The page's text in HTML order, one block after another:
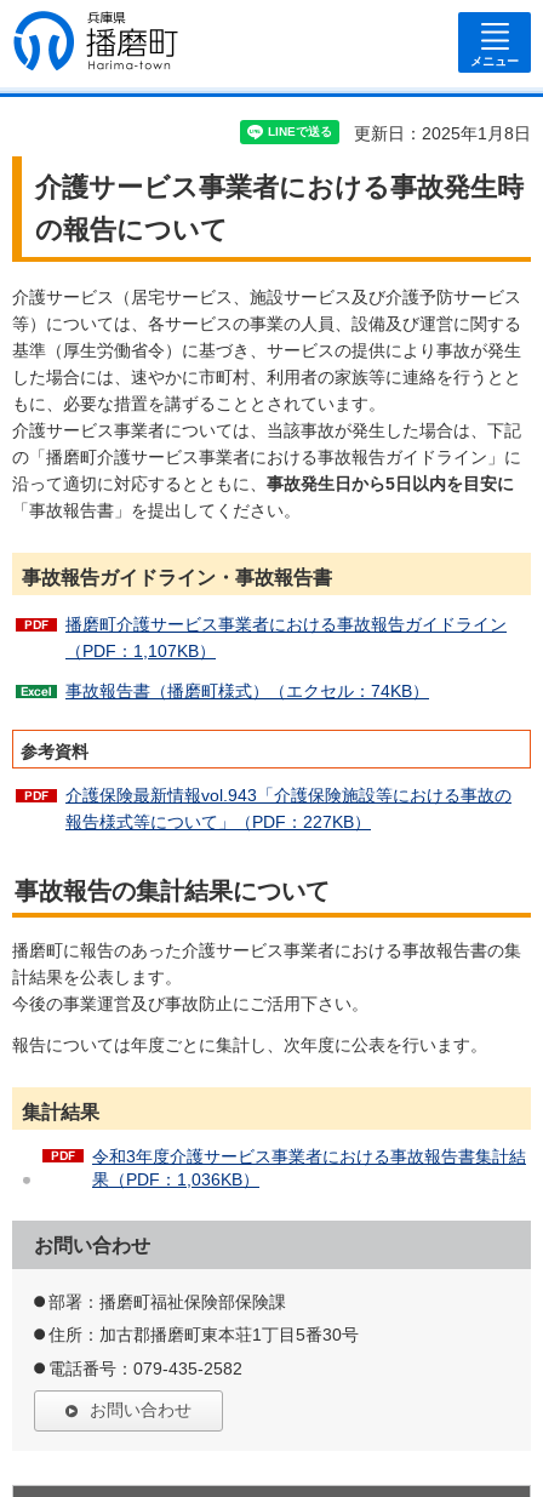
兵庫県 播磨
町
メニュー
更新日：2025年1月8日
介護サービス事業者における事故発生時
の報告について
介護サービス（居宅サービス、施設サービス及び介護予防サービス
等）については、各サービスの事業の人員、設備及び運営に関する
基準（厚生労働省令）に基づき、サービスの提供により事故が発生
した場合には、速やかに市町村、利用者の家族等に連絡を行うとと
もに、必要な措置を講ずることとされています。
介護サービス事業者については、当該事故が発生した場合は、下記
の「播磨町介護サービス事業者における事故報告ガイドライン」に
沿って適切に対応するとともに、 事故発生日から5日以内を目安に
「事故報告書」を提出してください。
事故報告ガイドライン・事故報告書
播磨町介護サービス事業者における事故報告ガイドライン
（PDF：1,107KB）
事故報告書（播磨町様式）（エクセル：74KB）
参考資料
介護保険最新情報vol.943「介護保険施設等における事故の
報告様式等について」（PDF：227KB）
事故報告の集計結果について
播磨町に報告のあった介護サービス事業者における事故報告書の集
計結果を公表します。
今後の事業運営及び事故防止にご活用下さい。
報告については年度ごとに集計し、次年度に公表を行います。
集計結果
令和3年度介護サービス事業者における事故報告書集計結
果（PDF：1,036KB）
お問い合わせ
部署：播磨町福祉保険部保険課
住所：加古郡播磨町東本荘1丁目5番30号
電話番号：079-435-2582
お問い合わせ